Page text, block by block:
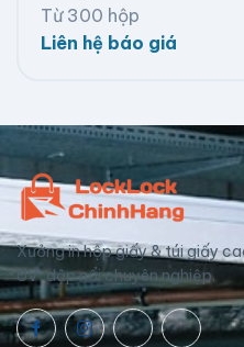
Từ 300 hộp
Liên hệ báo giá
Xưởng in hộp giấy & túi giấy
UV, dập nổi chuyên nghiệp.